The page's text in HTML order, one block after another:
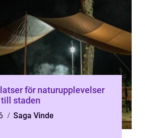
för naturupplevelser
staden
Saga Vinde